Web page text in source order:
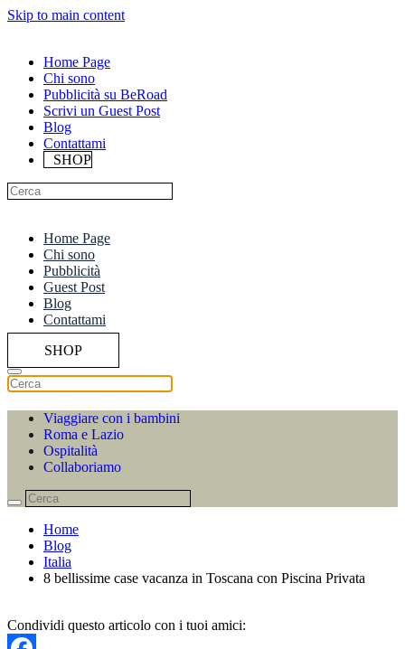
Skip to main content
Home Page
Chi sono
Pubblicità su BeRoad
Scrivi un Guest Post
Blog
Contattami
SHOP
Home Page
Chi sono
Pubblicità
Guest Post
Blog
Contattami
SHOP
Viaggiare con i bambini
Roma e Lazio
Ospitalità
Collaboriamo
Home
Blog
Italia
8 bellissime case vacanza in Toscana con Piscina Privata
Condividi questo articolo con i tuoi amici: